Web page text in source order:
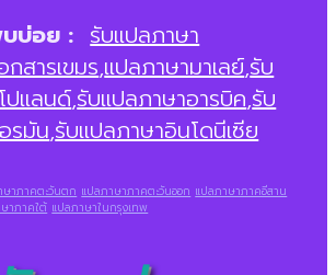
บ่อย : รับแปลภาษา
กสารเขมร,แปลภาษามาเลย์,รับ
ปแลนด์,รับแปลภาษาอารบิค,รับ
รมัน,รับแปลภาษาอินโดนีเซีย
ษาภาคตะวันตก แปลภาษาภาคตะวันออก แปลภาษาภาคอีสาน
าภาคใต้ แปลภาษาในกรุงเทพ